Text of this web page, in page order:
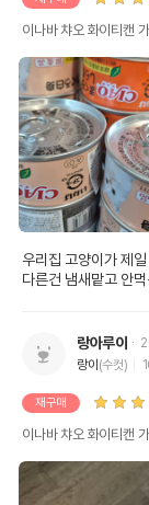
이나바 챠오 화이티캔
우리집 고양이가 제
다른건 냄새맡고 안
랑아루이
랑이 (수컷)
재구매
이나바 챠오 화이티캔